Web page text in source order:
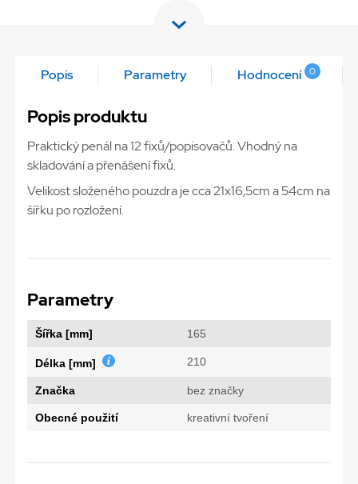
Popis Parametry Hodnocení 0
Popis produktu
Praktický penál na 12 fixů/popisovačů. Vhodný na
skladování a přenášení fixů.
Velikost složeného pouzdra je cca 21x16,5cm a 54cm na
šířku po rozložení.
Parametry
Šířka [mm] 165
Délka [mm] 210
Značka bez značky
Obecné použití kreativní tvoření